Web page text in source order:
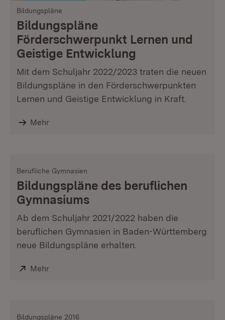
Bildungspläne
Bildungspläne
Förderschwerpunkt Lernen und
Geistige Entwicklung
Mit dem Schuljahr 2022/2023 traten die neuen
Bildungspläne in den Förderschwerpunkten
Lernen und Geistige Entwicklung in Kraft.
Mehr
Berufliche Gymnasien
Bildungspläne des beruflichen
Gymnasiums
Ab dem Schuljahr 2021/2022 haben die
beruflichen Gymnasien in Baden-Württemberg
neue Bildungspläne erhalten.
Extern:
Mehr(Öffnet in neuem Fenster)
Bildungspläne 2016